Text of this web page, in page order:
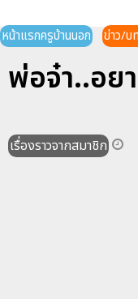
หน้าแรกครูบ้านนอก ข่าว/บ
พ่อจ๋า..อย
เรื่องราวจากสมาชิก